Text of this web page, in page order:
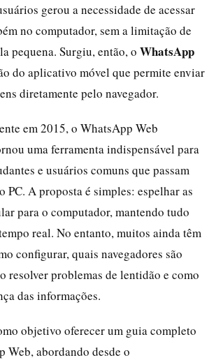
gerou a necessidade de acessar
no computador, sem a limitação de
pequena. Surgiu, então, o WhatsApp
do aplicativo móvel que permite enviar
diretamente pelo navegador.
em 2015, o WhatsApp Web
uma ferramenta indispensável para
e usuários comuns que passam
PC. A proposta é simples: espelhar as
para o computador, mantendo tudo
real. No entanto, muitos ainda têm
configurar, quais navegadores são
resolver problemas de lentidão e como
das informações.
objetivo oferecer um guia completo
Web, abordando desde o